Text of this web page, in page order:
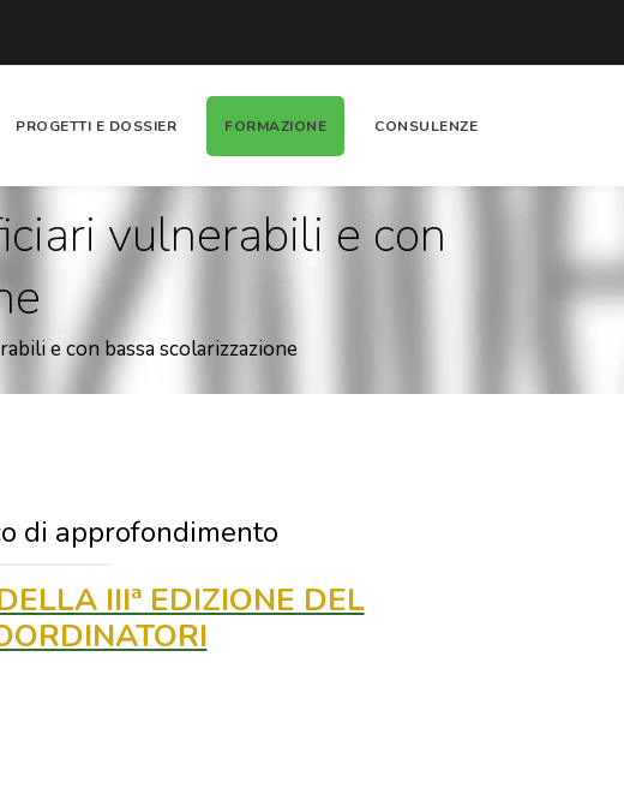
PROGETTI E DOSSIER FORMAZIONE CONSULENZE
vulnerabili e con
e con bassa scolarizzazione
di approfondimento
IIIª EDIZIONE DEL